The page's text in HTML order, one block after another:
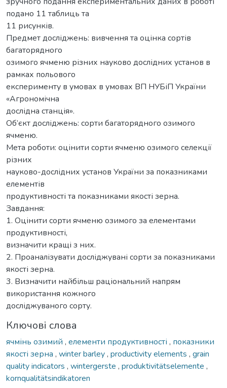
подано 11 таблиць та
11 рисунків.
Предмет досліджень: вивчення та оцінка сортів
багаторядного
озимого ячменю різних науково дослідних установ в
рамках польового
експерименту в умовах в умовах ВП НУБіП України
«Агрономічна
дослідна станція».
Об’єкт досліджень: сорти багаторядного озимого
ячменю.
Мета роботи: оцінити сорти ячменю озимого селекції
різних
науково-дослідних установ України за показниками
елементів
продуктивності та показниками якості зерна.
Завдання:
1. Оцінити сорти ячменю озимого за елементами
продуктивності,
визначити кращі з них.
2. Проаналізувати досліджувані сорти за показниками
якості зерна.
3. Визначити найбільш раціональний напрям
використання кожного
досліджуваного сорту.
Ключові слова
ячмінь озимий , елементи продуктивності , показники
якості зерна , winter barley, productivity elements , grain
quality indicators , wintergerste , produktivitätselemente ,
kornqualitätsindikatoren